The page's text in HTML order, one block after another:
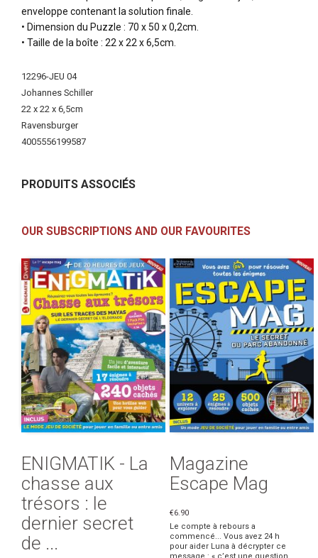
enveloppe contenant la solution finale.
• Dimension du Puzzle : 70 x 50 x 0,2cm.
• Taille de la boîte : 22 x 22 x 6,5cm.
More
Information
12296-JEU 04
Johannes Schiller
22 x 22 x 6,5cm
Ravensburger
4005556199587
PRODUITS ASSOCIÉS
OUR SUBSCRIPTIONS AND OUR FAVOURITES
ENIGMATIK - La
chasse aux
trésors : le
dernier secret
de ...
Magazine
Escape Mag
€6.90
Le compte à rebours a
commencé... Vous avez 24 h
pour aider Luna à décrypter ce
message : « c’est une question